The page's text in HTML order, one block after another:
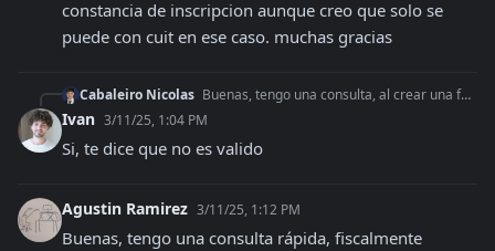
constancia de inscripcion aunque creo que solo se
puede con cuit en ese caso. muchas gracias
Cabaleiro Nicolas Buenas, tengo una consulta, al crear una factura que pasa cuando el documento del cliente ya sea cuit o dni no es calido, arca te lo rebota? me refiero a que no
Ivan 3/11/25, 1:04 PM
Si, te dice que no es valido
Agustin Ramirez 3/11/25, 1:12 PM
Buenas, tengo una consulta rápida, fiscalmente